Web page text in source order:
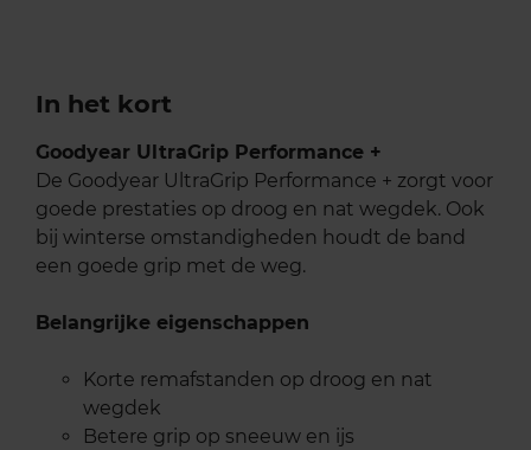
In het kort
Goodyear UltraGrip Performance +
De Goodyear UltraGrip Performance + zorgt voor
goede prestaties op droog en nat wegdek. Ook
bij winterse omstandigheden houdt de band
een goede grip met de weg.
Belangrijke eigenschappen
Korte remafstanden op droog en nat
wegdek
Betere grip op sneeuw en ijs